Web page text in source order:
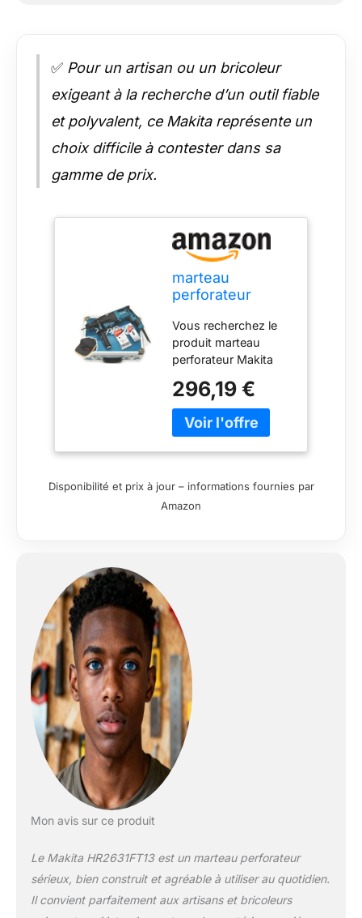
✅ Pour un artisan ou un bricoleur
exigeant à la recherche d’un outil fiable
et polyvalent, ce Makita représente un
choix difficile à contester dans sa
gamme de prix.
marteau
perforateur
HR2631FT13,
SDS-Plus, 800W
Vous recherchez le
produit marteau
perforateur Makita
Plus, 800W,
retrouvez le sur
banyo.fr 3 jours
296,19 €
Disponibilité et prix à jour – informations fournies par
Amazon
Mon avis sur ce produit
Le Makita HR2631FT13 est un marteau perforateur
sérieux, bien construit et agréable à utiliser au quotidien.
Il convient parfaitement aux artisans et bricoleurs